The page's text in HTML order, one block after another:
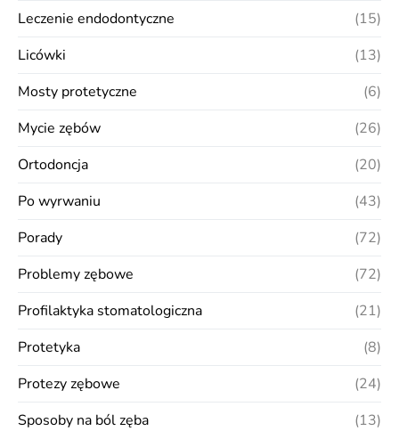
Leczenie endodontyczne
(15)
Licówki
(13)
Mosty protetyczne
(6)
Mycie zębów
(26)
Ortodoncja
(20)
Po wyrwaniu
(43)
Porady
(72)
Problemy zębowe
(72)
Profilaktyka stomatologiczna
(21)
Protetyka
(8)
Protezy zębowe
(24)
Sposoby na ból zęba
(13)